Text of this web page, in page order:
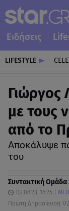
Ειδήσεις
LIFESTYLE
Γιώργος
με τους
από το
Αποκάλυψε
του
Συντακτική Ομάδα
02.08.23, 16:25
Πρώτη Δημοσίευση: